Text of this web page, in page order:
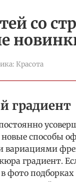
со
Красота
градиент
способы
вариациями
градиент.
фото